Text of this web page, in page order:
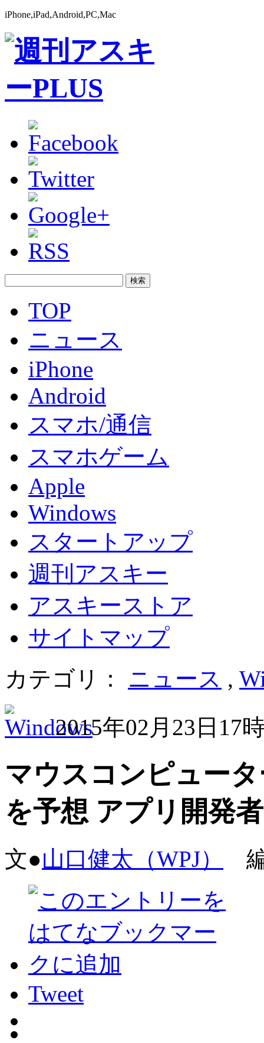
iPhone,iPad,Android,PC,Mac
TOP
ニュース
iPhone
Android
スマホ/通信
スマホゲーム
Apple
Windows
スタートアップ
週刊アスキー
アスキーストア
サイトマップ
カテゴリ： ニュース ,
2015年02月23日17
マウスコンピュー
を予想 アプリ開発
文●山口健太（WPJ）
Tweet